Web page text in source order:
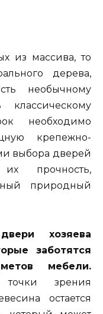
из массива, то
дерева,
необычному
необходимо
крепежно-
выбора дверей
прочность,
природный
хозяева
заботятся
мебели.
зрения
остается